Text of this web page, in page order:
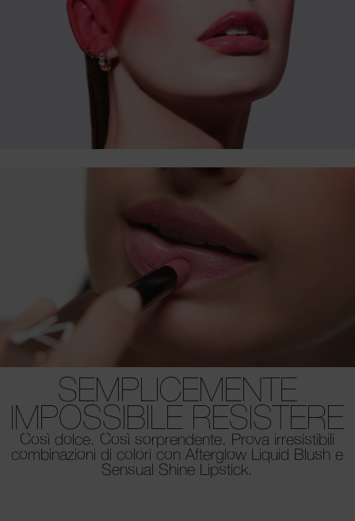
SEMPLICEMENTE
IMPOSSIBILE RESISTERE
Così dolce. Così sorprendente. Prova irresistibili
combinazioni di colori con Afterglow Liquid Blush e
Sensual Shine Lipstick.